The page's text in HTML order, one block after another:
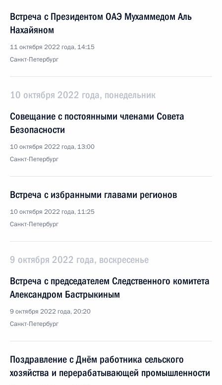
Встреча с Президентом ОАЭ Мухаммедом Аль
Нахайяном
11 октября 2022 года, 14:15
Санкт-Петербург
10 октября 2022 года, понедельник
Cовещание с постоянными членами Совета
Безопасности
10 октября 2022 года, 13:00
Санкт-Петербург
Встреча с избранными главами регионов
10 октября 2022 года, 11:25
Санкт-Петербург
9 октября 2022 года, воскресенье
Встреча с председателем Следственного комитета
Александром Бастрыкиным
9 октября 2022 года, 20:20
Санкт-Петербург
Поздравление с Днём работника сельского
хозяйства и перерабатывающей промышленности